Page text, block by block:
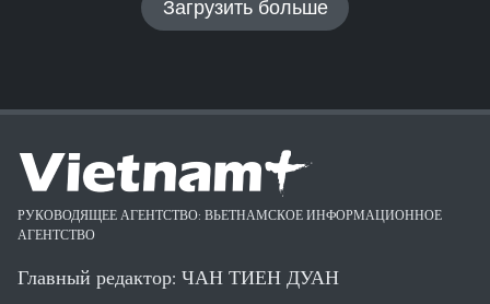
Загрузить больше
РУКОВОДЯЩЕЕ АГЕНТСТВО: ВЬЕТНАМСКОЕ ИНФОРМАЦИОННОЕ
АГЕНТСТВО
Главный редактор: ЧАН ТИЕН ДУАН